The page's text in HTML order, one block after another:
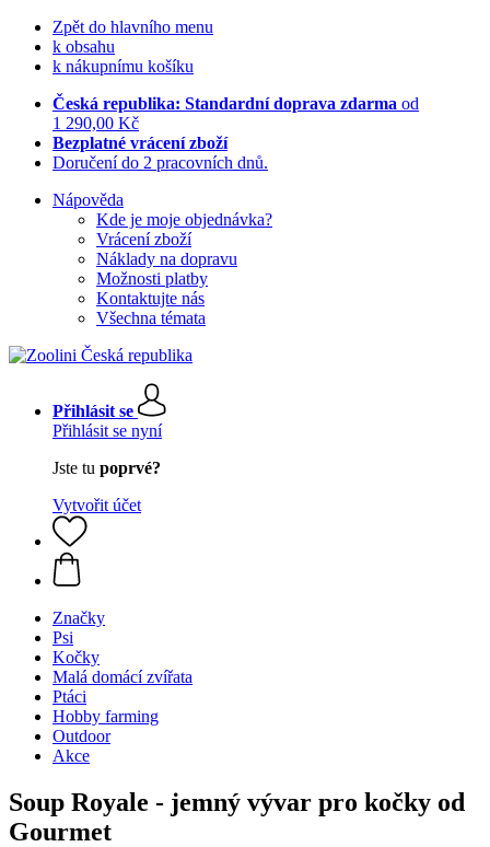
Zpět do hlavního menu
k obsahu
k nákupnímu košíku
Česká republika: Standardní doprava zdarma od
1 290,00 Kč
Bezplatné vrácení zboží
Doručení do 2 pracovních dnů.
Nápověda
Kde je moje objednávka?
Vrácení zboží
Náklady na dopravu
Možnosti platby
Kontaktujte nás
Všechna témata
Přihlásit se
Přihlásit se nyní
Jste tu poprvé?
Vytvořit účet
Značky
Psi
Kočky
Malá domácí zvířata
Ptáci
Hobby farming
Outdoor
Akce
Soup Royale - jemný vývar pro kočky od
Gourmet